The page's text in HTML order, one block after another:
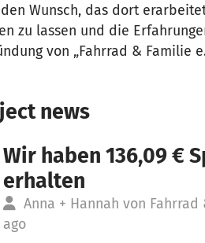
Wunsch, das dort
zu lassen und die
von „Fahrrad & Familie
news
Wir haben 136,09 €
erhalten
Anna + Hannah von Fahrrad
ago